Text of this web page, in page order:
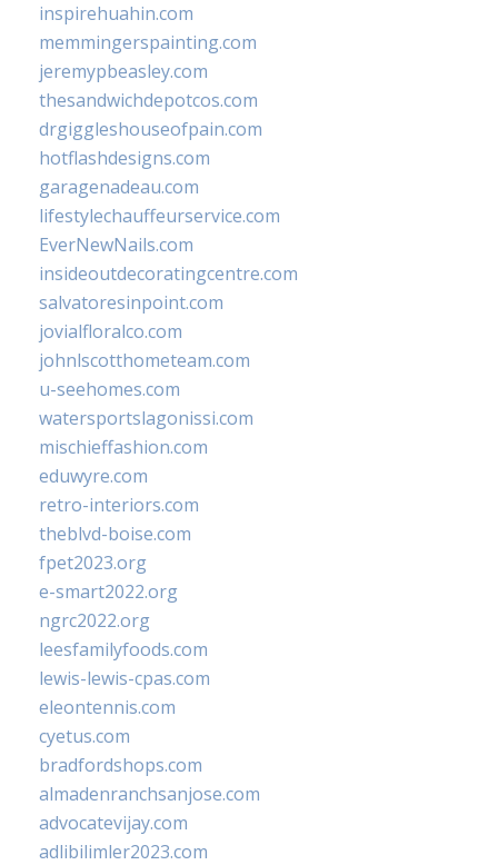
inspirehuahin.com
memmingerspainting.com
jeremypbeasley.com
thesandwichdepotcos.com
drgiggleshouseofpain.com
hotflashdesigns.com
garagenadeau.com
lifestylechauffeurservice.com
EverNewNails.com
insideoutdecoratingcentre.com
salvatoresinpoint.com
jovialfloralco.com
johnlscotthometeam.com
u-seehomes.com
watersportslagonissi.com
mischieffashion.com
eduwyre.com
retro-interiors.com
theblvd-boise.com
fpet2023.org
e-smart2022.org
ngrc2022.org
leesfamilyfoods.com
lewis-lewis-cpas.com
eleontennis.com
cyetus.com
bradfordshops.com
almadenranchsanjose.com
advocatevijay.com
adlibilimler2023.com